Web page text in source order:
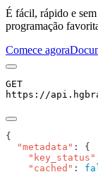
É fácil, rápido e
programação
Comece agora
GET
https://
  "metadata"
    "key_status"
    "cached"
: